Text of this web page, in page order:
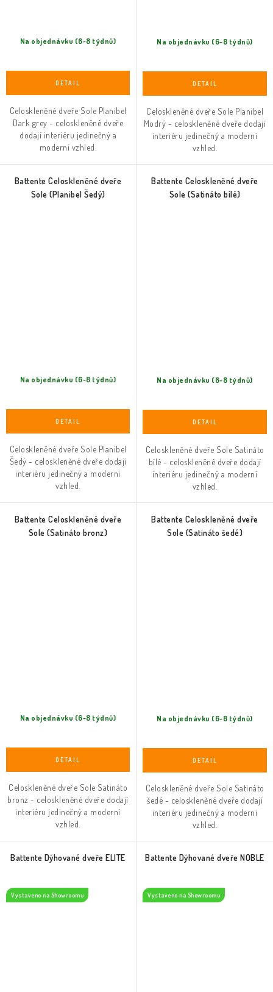
Na objednávku (6-8 týdnů)
Celoskleněné dveře Sole Planibel
Dark grey - celoskleněné dveře
dodají interiéru jedinečný a
moderní vzhled.
Na objednávku (6-8 týdnů)
Celoskleněné dveře Sole Planibel
Modrý - celoskleněné dveře dodají
interiéru jedinečný a moderní
vzhled.
Battente Celoskleněné dveře
Sole (Planibel Šedý)
Na objednávku (6-8 týdnů)
Celoskleněné dveře Sole Planibel
Šedý - celoskleněné dveře dodají
interiéru jedinečný a moderní
vzhled.
Battente Celoskleněné dveře
Sole (Satináto bílé)
Na objednávku (6-8 týdnů)
Celoskleněné dveře Sole Satináto
bílé - celoskleněné dveře dodají
interiéru jedinečný a moderní
vzhled.
Battente Celoskleněné dveře
Sole (Satináto bronz)
Na objednávku (6-8 týdnů)
Celoskleněné dveře Sole Satináto
bronz - celoskleněné dveře dodají
interiéru jedinečný a moderní
vzhled.
Battente Celoskleněné dveře
Sole (Satináto šedé)
Na objednávku (6-8 týdnů)
Celoskleněné dveře Sole Satináto
šedé - celoskleněné dveře dodají
interiéru jedinečný a moderní
vzhled.
Battente Dýhované dveře ELITE
Vystaveno na Showroomu
Battente Dýhované dveře NOBLE
Vystaveno na Showroomu